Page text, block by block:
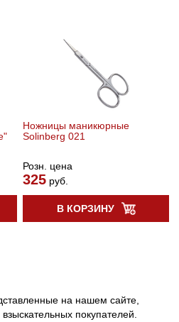
Ножницы маникюрные
Solinberg 021
Розн. цена
325 руб.
В КОРЗИНУ
на нашем сайте,
покупателей.